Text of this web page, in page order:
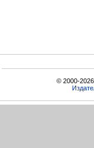
© 2000-